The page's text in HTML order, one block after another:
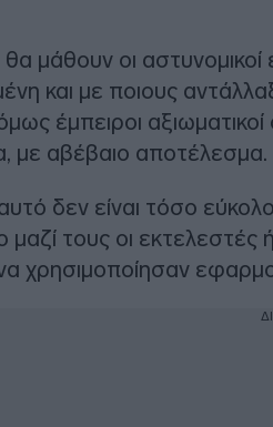
μάθουν οι
και με ποιους
έμπειροι
με αβέβαιο αποτέλεσμα.
δεν είναι τόσο
τους οι εκτελεστές
χρησιμοποίησαν